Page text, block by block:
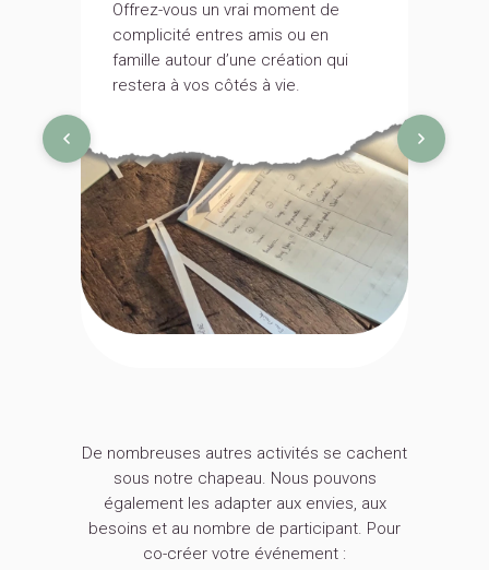
Offrez-vous un vrai moment de
complicité entres amis ou en
famille autour d’une création qui
restera à vos côtés à vie.
De nombreuses autres activités se cachent
sous notre chapeau. Nous pouvons
également les adapter aux envies, aux
besoins et au nombre de participant. Pour
co-créer votre événement :